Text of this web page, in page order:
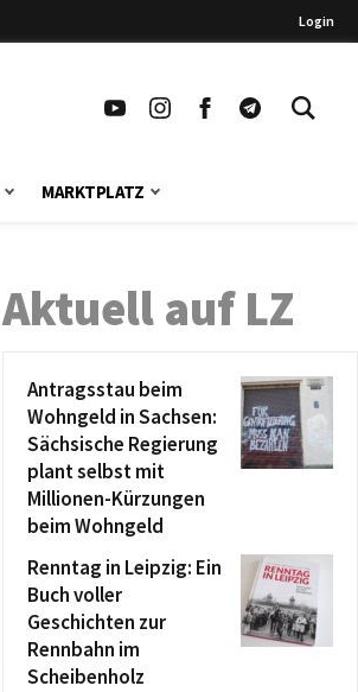
Login
MARKTPLATZ
Aktuell auf LZ
Antragsstau beim
Wohngeld in Sachsen:
Sächsische Regierung
plant selbst mit
Millionen-Kürzungen
beim Wohngeld
Renntag in Leipzig: Ein
Buch voller
Geschichten zur
Rennbahn im
Scheibenholz